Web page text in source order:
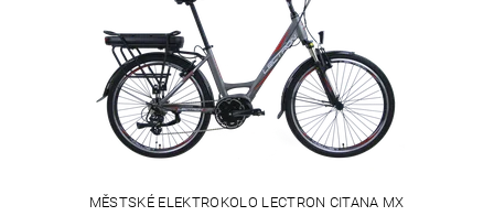
MĚSTSKÉ ELEKTROKOLO LECTRON CITANA MX